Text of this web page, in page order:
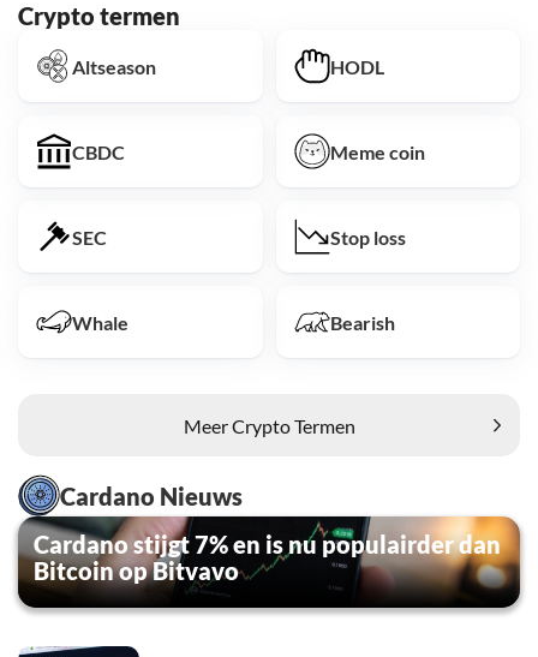
Crypto termen
Altseason HODL
CBDC Meme coin
SEC Stop loss
Whale Bearish
Meer Crypto Termen
Cardano Nieuws
Cardano stijgt 7% en is nu populairder dan
Bitcoin op Bitvavo